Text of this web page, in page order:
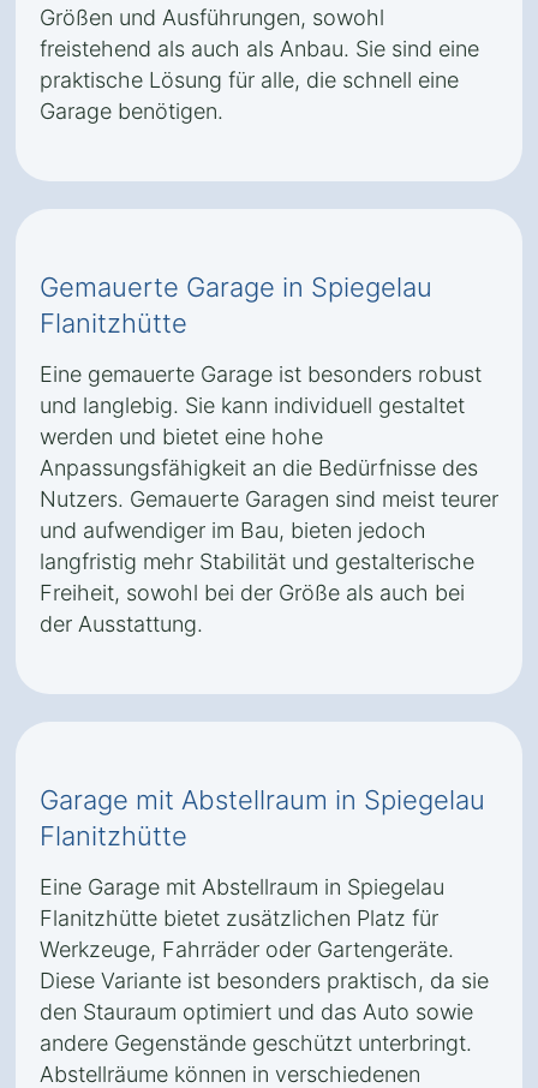
Größen und Ausführungen, sowohl
freistehend als auch als Anbau. Sie sind eine
praktische Lösung für alle, die schnell eine
Garage benötigen.
Gemauerte Garage in Spiegelau
Flanitzhütte
Eine gemauerte Garage ist besonders robust
und langlebig. Sie kann individuell gestaltet
werden und bietet eine hohe
Anpassungsfähigkeit an die Bedürfnisse des
Nutzers. Gemauerte Garagen sind meist teurer
und aufwendiger im Bau, bieten jedoch
langfristig mehr Stabilität und gestalterische
Freiheit, sowohl bei der Größe als auch bei
der Ausstattung.
Garage mit Abstellraum in Spiegelau
Flanitzhütte
Eine Garage mit Abstellraum in Spiegelau
Flanitzhütte bietet zusätzlichen Platz für
Werkzeuge, Fahrräder oder Gartengeräte.
Diese Variante ist besonders praktisch, da sie
den Stauraum optimiert und das Auto sowie
andere Gegenstände geschützt unterbringt.
Abstellräume können in verschiedenen